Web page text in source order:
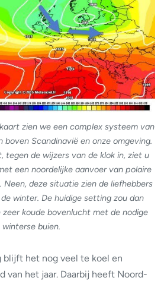
zien we een complex systeem van
boven Scandinavië en onze omgeving.
tegen de wijzers van de klok in, ziet u
een noordelijke aanvoer van polaire
Neen, deze situatie zien de liefhebbers
winter. De huidige setting zou dan
koude bovenlucht met de nodige
winterse buien.
blijft het nog veel te koel en
van het jaar. Daarbij heeft Noord-